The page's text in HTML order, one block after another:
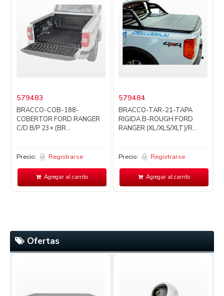
579483
BRACCO-COB-188-
COBERTOR FORD RANGER
C/D B/P 23+ (BR...
Precio: Registrarse
Agregar al carrito
579484
BRACCO-TAR-21-TAPA
RIGIDA B-ROUGH FORD
RANGER (XL/XLS/XLT)/R...
Precio: Registrarse
Agregar al carrito
Ofertas